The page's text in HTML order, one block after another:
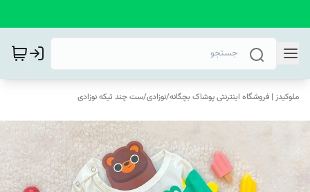
ملوکیدز | فروشگاه اینترنتی پوشاک بچگانه/نوزادی/ست چند تیکه نوزادی